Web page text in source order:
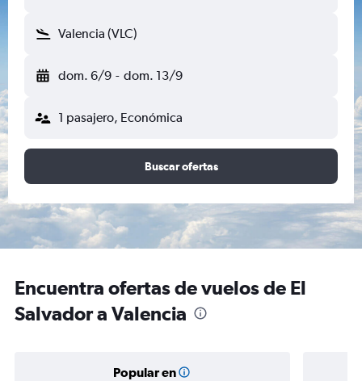
Valencia (VLC)
dom. 6/9 - dom. 13/9
1 pasajero, Económica
Buscar ofertas
Encuentra ofertas de vuelos de El
Salvador a Valencia
Popular en